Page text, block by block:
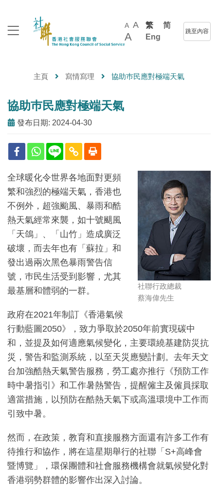
A A
A
繁
简
Eng
跳至內容
主頁 寫情寫理 協助巿民應對極端天氣
協助巿民應對極端天氣
發布日期: 2024-04-30
社聯行政總裁
蔡海偉先生
全球暖化令世界各地面對更頻
繁和強烈的極端天氣，香港也
不例外，超強颱風、暴雨和酷
熱天氣經常來襲，如十號颶風
「天鴿」、「山竹」造成廣泛
破壞，而去年也有「蘇拉」和
發出過兩次黑色暴雨警告信
號，巿民生活受到影響，尤其
最基層和體弱的一群。
政府在2021年制訂《香港氣候
行動藍圖2050》，致力爭取於2050年前實現碳中
和，並提及如何適應氣候變化，主要環繞基建防災抗
災，警告和監測系統，以至天災應變計劃。去年天文
台加強酷熱天氣警告服務，​勞工處亦推行《預防工作
時中暑指引》和工作暑熱警告，提醒僱主及僱員採取
適當措施，以預防在酷熱天氣下或高溫環境中工作而
引致中暑。
然而，在政策，教育和直接服務方面還有許多工作有
待推行和協作，將在這星期舉行的社聯「S+高峰會
暨博覽」，環保團體和社會服務機構會就氣候變化對
香港弱勢群體的影響作出深入討論。